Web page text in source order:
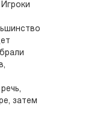
затем